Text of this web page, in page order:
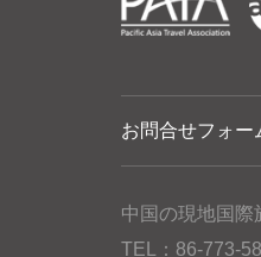
お問合せフォー
中国の現地国際
TEL：86-773-